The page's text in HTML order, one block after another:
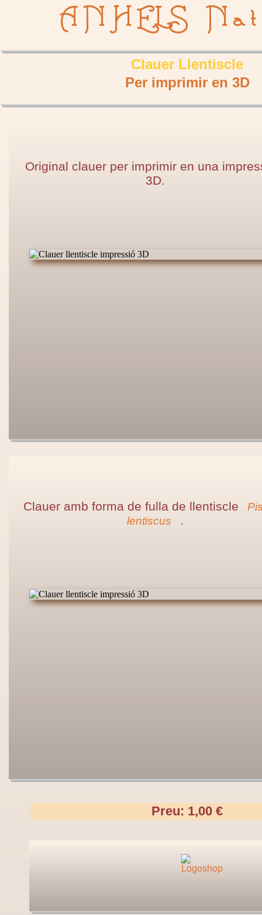
ANHELS
Clauer Llentiscle
Per imprimir en 3D
Original clauer per imprimir en una
3D.
Clauer amb forma de fulla de llentiscle
lentiscus
.
Preu: 1,00 €